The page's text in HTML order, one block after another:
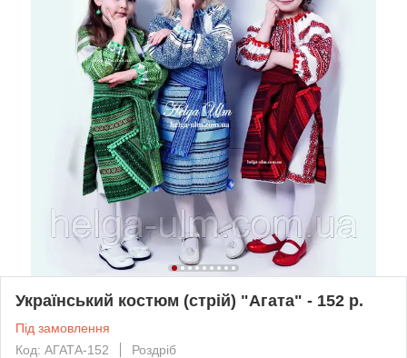
Український костюм (стрій) "Агата" - 152 р.
Під замовлення
Код: АГАТА-152
Роздріб